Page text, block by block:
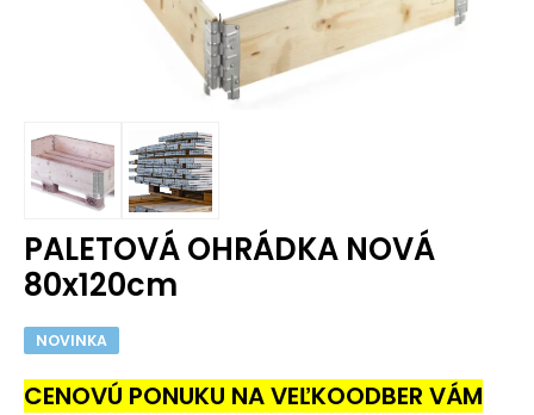
PALETOVÁ OHRÁDKA NOVÁ
80x120cm
NOVINKA
CENOVÚ PONUKU NA VEĽKOODBER VÁM